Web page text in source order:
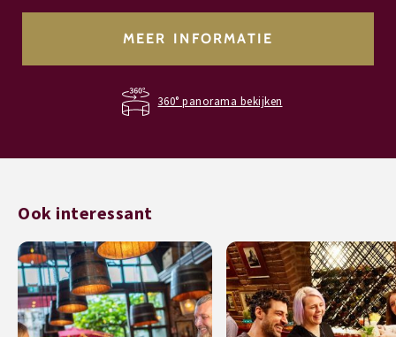
MEER INFORMATIE
360° panorama bekijken
Ook interessant